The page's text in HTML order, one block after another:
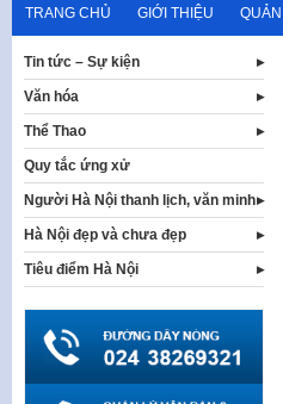
TRANG CHỦ GIỚI THIỆU
Tin tức – Sự kiện
Văn hóa
Thể Thao
Quy tắc ứng xử
Người Hà Nội thanh lịch, văn minh
Hà Nội đẹp và chưa đẹp
Tiêu điểm Hà Nội